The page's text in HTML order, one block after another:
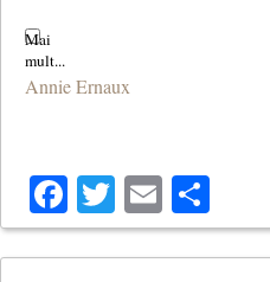
Annie Ernaux
Facebook
Twitter
Email